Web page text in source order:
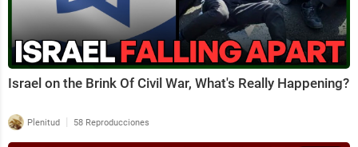
Israel on the Brink Of Civil War, What's Really Happening?
Plenitud | 58 Reproducciones